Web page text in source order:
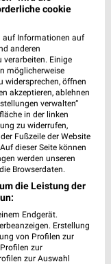
cookie
auf Informationen auf
anderen
verarbeiten. Einige
möglicherweise
widersprechen, öffnen
akzeptieren, ablehnen
verwalten“
in der linken
zu widerrufen,
Fußzeile der Website
dieser Seite können
werden unseren
Browserdaten.
die Leistung der
Endgerät.
Erstellung
von Profilen zur
zur
zur Auswahl